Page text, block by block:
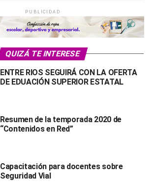
PUBLICIDAD
QUIZÁ TE INTERESE
ENTRE RIOS SEGUIRÁ CON LA OFERTA
DE EDUACIÓN SUPERIOR ESTATAL
Resumen de la temporada 2020 de
“Contenidos en Red”
Capacitación para docentes sobre
Seguridad Vial